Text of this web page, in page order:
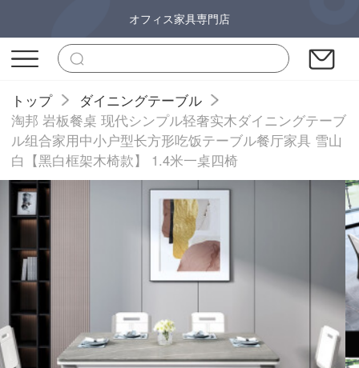
オフィス家具専門店
トップ
ダイニングテーブル
淘邦 岩板餐桌 现代シンプル轻奢实木ダイニングテーブ
ル组合家用中小户型长方形吃饭テーブル餐厅家具 雪山
白【黑白框架木椅款】 1.4米一桌四椅